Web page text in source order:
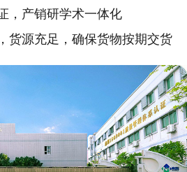
，产销研学术一体化
货源充足，确保货物按期交货